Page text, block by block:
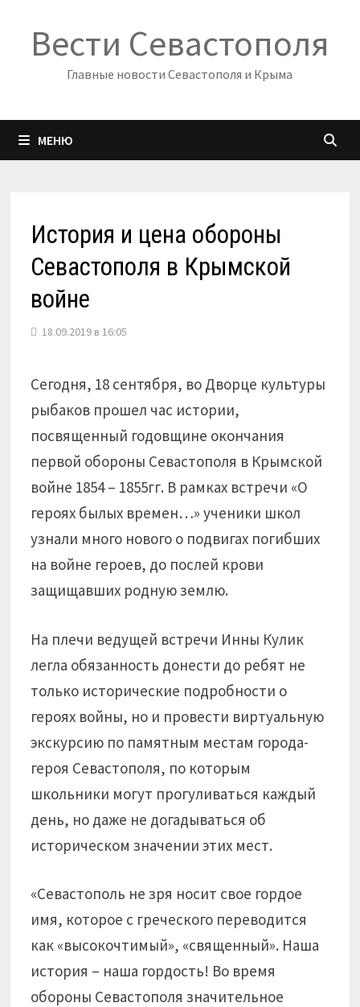
содержимому
Вести Севастополя
Главные новости Севастополя и Крыма
МЕНЮ
История и цена обороны
Севастополя в Крымской
войне
18.09.2019 в 16:05
Сегодня, 18 сентября, во Дворце культуры
рыбаков прошел час истории,
посвященный годовщине окончания
первой обороны Севастополя в Крымской
войне 1854 – 1855гг. В рамках встречи «О
героях былых времен…» ученики школ
узнали много нового о подвигах погибших
на войне героев, до послей крови
защищавших родную землю.
На плечи ведущей встречи Инны Кулик
легла обязанность донести до ребят не
только исторические подробности о
героях войны, но и провести виртуальную
экскурсию по памятным местам города-
героя Севастополя, по которым
школьники могут прогуливаться каждый
день, но даже не догадываться об
историческом значении этих мест.
«Севастополь не зря носит свое гордое
имя, которое с греческого переводится
как «высокочтимый», «священный». Наша
история – наша гордость! Во время
обороны Севастополя значительное